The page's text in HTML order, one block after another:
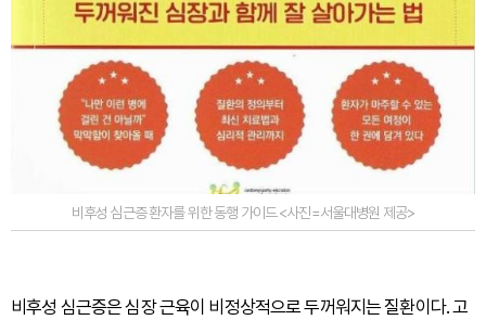
비후성 심근증 환자를 위한 동행 가이드 <사진=서울대병원 제공>
비후성 심근증은 심장 근육이 비정상적으로 두꺼워지는 질환이다. 고